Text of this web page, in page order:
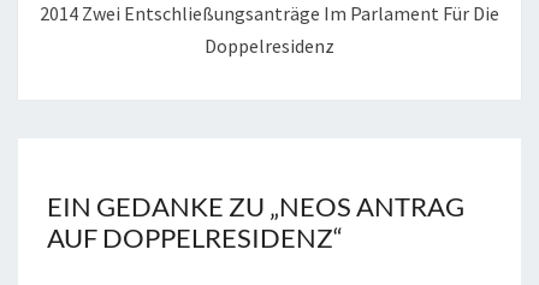
2014 Zwei Entschließungsanträge Im Parlament Für Die
Doppelresidenz
EIN GEDANKE ZU „NEOS ANTRAG
AUF DOPPELRESIDENZ“